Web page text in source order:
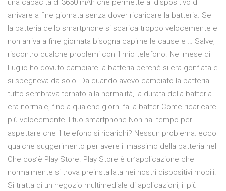
una capacità di 3650 mAh che permette al dispositivo di
arrivare a fine giornata senza dover ricaricare la batteria. Se
la batteria dello smartphone si scarica troppo velocemente e
non arriva a fine giornata bisogna capirne le cause e … Salve,
riscontro qualche problemi con il mio telefono. Nel mese di
Luglio ho dovuto cambiare la batteria perché si era gonfiata e
si spegneva da solo. Da quando avevo cambiato la batteria
tutto sembrava tornato alla normalità, la durata della batteria
era normale, fino a qualche giorni fa la batter Come ricaricare
più velocemente il tuo smartphone Non hai tempo per
aspettare che il telefono si ricarichi? Nessun problema: ecco
qualche suggerimento per avere il massimo della batteria nel
Che cos’è Play Store. Play Store è un’applicazione che
normalmente si trova preinstallata nei nostri dispositivi mobili.
Si tratta di un negozio multimediale di applicazioni, il più